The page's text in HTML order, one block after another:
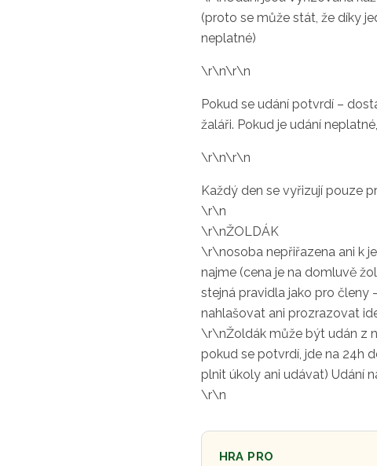
(proto se může stát, že díky
neplatné)
\r\n\r\n
Pokud se udání potvrdí –
žaláři. Pokud je udání
\r\n\r\n
Každý den se vyřizují pouze
\r\n
\r\nŽOLDÁK
\r\nosoba nepřiřazena ani k
najme (cena je na domluvě
stejná pravidla jako pro členy
nahlašovat ani prozrazovat
\r\nŽoldák může být udán z
pokud se potvrdí, jde na 24h
plnit úkoly ani udávat) Udání
\r\n
HRA PRO